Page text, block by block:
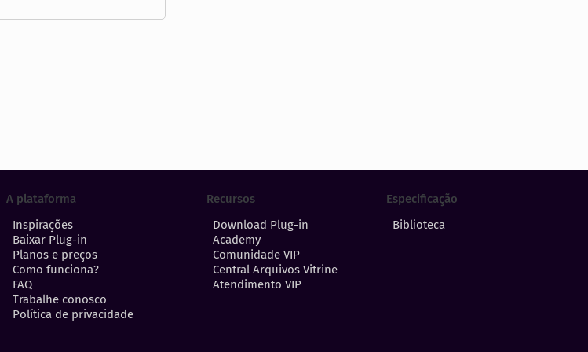
A plataforma
Inspirações
Baixar Plug-in
Planos e preços
Como funciona?
FAQ
Trabalhe conosco
Política de privacidade
Recursos
Download Plug-in
Academy
Comunidade VIP
Central Arquivos Vitrine
Atendimento VIP
Especificação
Biblioteca